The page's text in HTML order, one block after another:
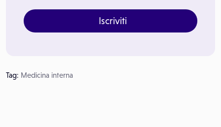
Iscriviti
Tag: Medicina interna